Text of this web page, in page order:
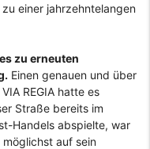
einer jahrzehntelangen
zu erneuten
Einen genauen und über
REGIA hatte es
Straße bereits im
Handels abspielte, war
auf sein